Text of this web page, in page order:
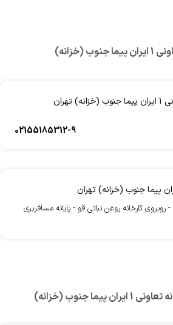
02155185312-9
روبروی کارخانه روغن نباتی قو - پایانه مسافربری
تعاونی 1 ایران پیما جنوب (خزانه)